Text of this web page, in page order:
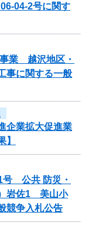
04-2号に関す
業 越沢地区・
事に関する一般
企業拡大促進業
号 公共 防災・
岩佐1 美山小
競争入札公告